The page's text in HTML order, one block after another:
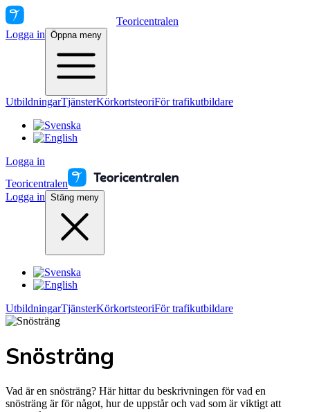
Teoricentralen
Logga in Öppna meny
UtbildningarTjänsterKörkortsteoriFör trafikutbildare
Logga in
Teoricentralen
Logga in Stäng meny
UtbildningarTjänsterKörkortsteoriFör trafikutbildare
Snösträng
Vad är en snösträng? Här hittar du beskrivningen för vad en
snösträng är för något, hur de uppstår och vad som är viktigt att